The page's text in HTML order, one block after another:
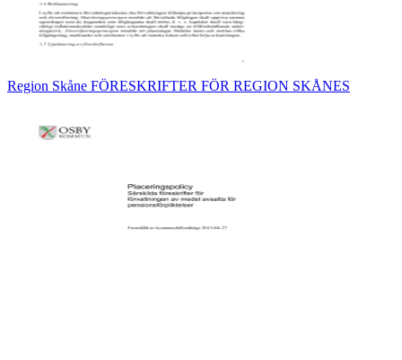
Region Skåne FÖRESKRIFTER FÖR REGION SKÅNES